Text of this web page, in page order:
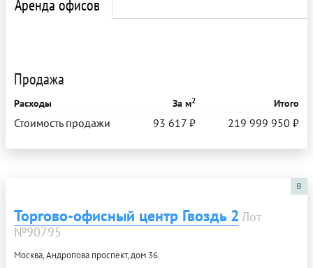
Аренда офисов
Продажа
Расходы За м2 Итого
Стоимость продажи 93 617 ₽ 219 999 950 ₽
B
Торгово-офисный центр Гвоздь 2 Лот
№90795
Москва, Андропова проспект, дом 36